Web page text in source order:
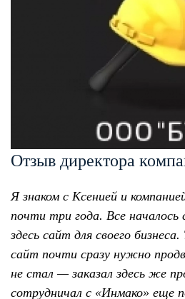
Отзыв директора
Я знаком с Ксенией и
почти три года. Все началось
здесь сайт для своего
сайт почти сразу нужно
не стал — заказал здесь же
сотрудничал с «Инмако» еще